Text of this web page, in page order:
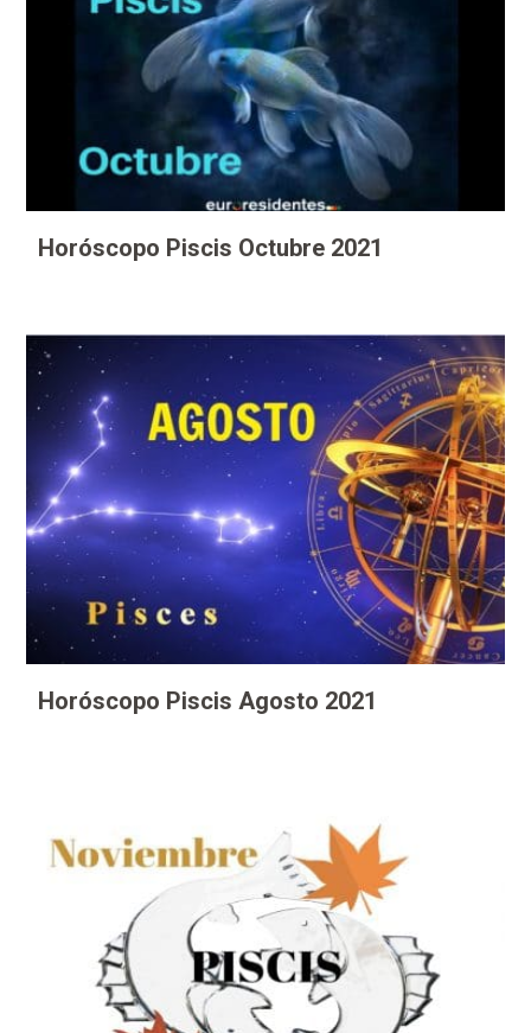
Horóscopo Piscis Octubre 2021
Horóscopo Piscis Agosto 2021